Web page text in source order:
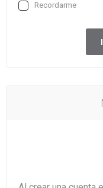
Recordarme